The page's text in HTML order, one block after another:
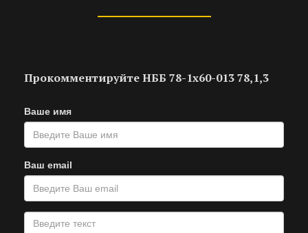
Прокомментируйте НББ 78-1х60-013 78,1,3
Ваше имя
Ваш email